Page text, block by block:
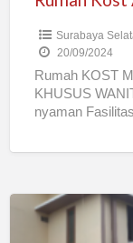
Surabaya
20/09/2024
Rumah KOST
KHUSUS
nyaman
Kost
Putri